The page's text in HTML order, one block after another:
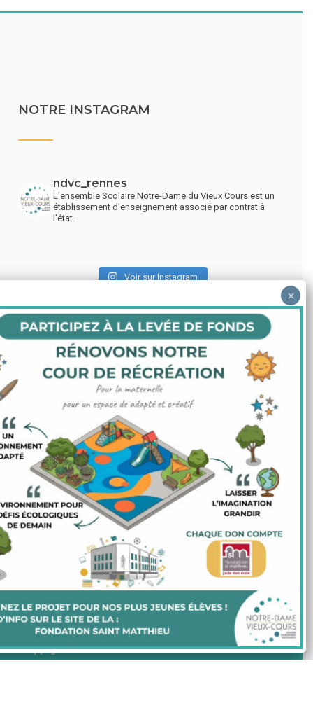
NOTRE INSTAGRAM
ndvc_rennes
L'ensemble Scolaire Notre-Dame du Vieux Cours est un
établissement d'enseignement associé par contrat à
l'état.
Voir sur Instagram
LIENS UTILES
Menu du self
Infos pratiques
Projet d'établissement
Projet éducatif
Copyright © 2020 Ensemble Scolaire Notre-Dame Du Vieux